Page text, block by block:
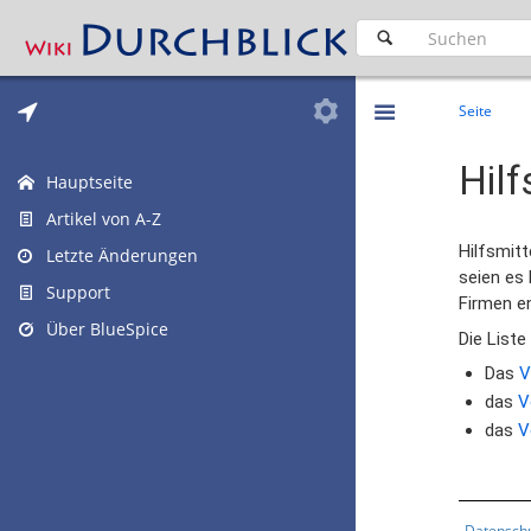
Hauptseite
Artikel von A-Z
Letzte Änderungen
Support
Über BlueSpice
Seite
seien es
Firmen
Die
Das
das
das